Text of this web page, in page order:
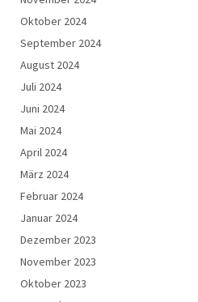
Oktober 2024
September 2024
August 2024
Juli 2024
Juni 2024
Mai 2024
April 2024
März 2024
Februar 2024
Januar 2024
Dezember 2023
November 2023
Oktober 2023